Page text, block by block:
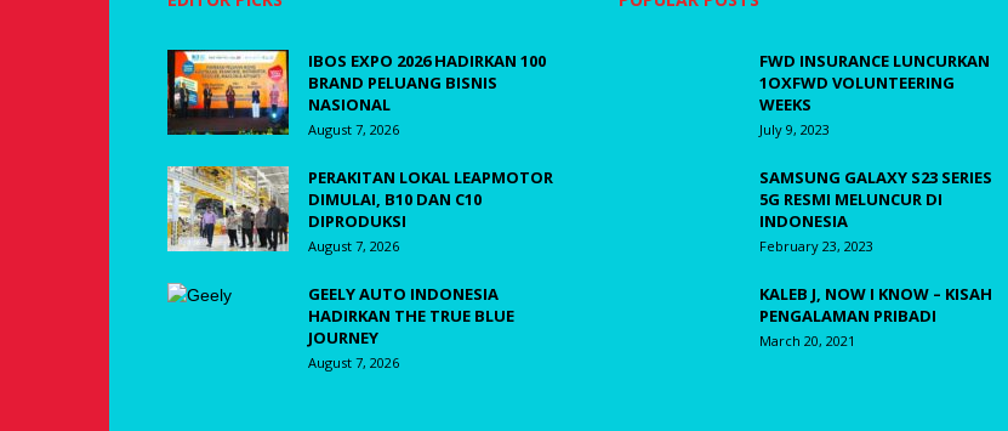
IBOS EXPO 2026 HADIRKAN 100
BRAND PELUANG BISNIS
NASIONAL
August 7, 2026
PERAKITAN LOKAL LEAPMOTOR
DIMULAI, B10 DAN C10
DIPRODUKSI
August 7, 2026
GEELY AUTO INDONESIA
HADIRKAN THE TRUE BLUE
JOURNEY
August 7, 2026
FWD INSURANCE LUNCURKAN
1OXFWD VOLUNTEERING
WEEKS
July 9, 2023
SAMSUNG GALAXY S23 SERIES
5G RESMI MELUNCUR DI
INDONESIA
February 23, 2023
KALEB J, NOW I KNOW – KISAH
PENGALAMAN PRIBADI
March 20, 2021